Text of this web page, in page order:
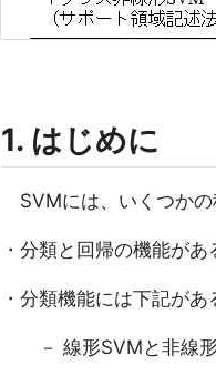
1. はじめに
SVMには、いくつかの
・分類と回帰の機能があ
・分類機能には下記があ
－ 線形SVMと非線形